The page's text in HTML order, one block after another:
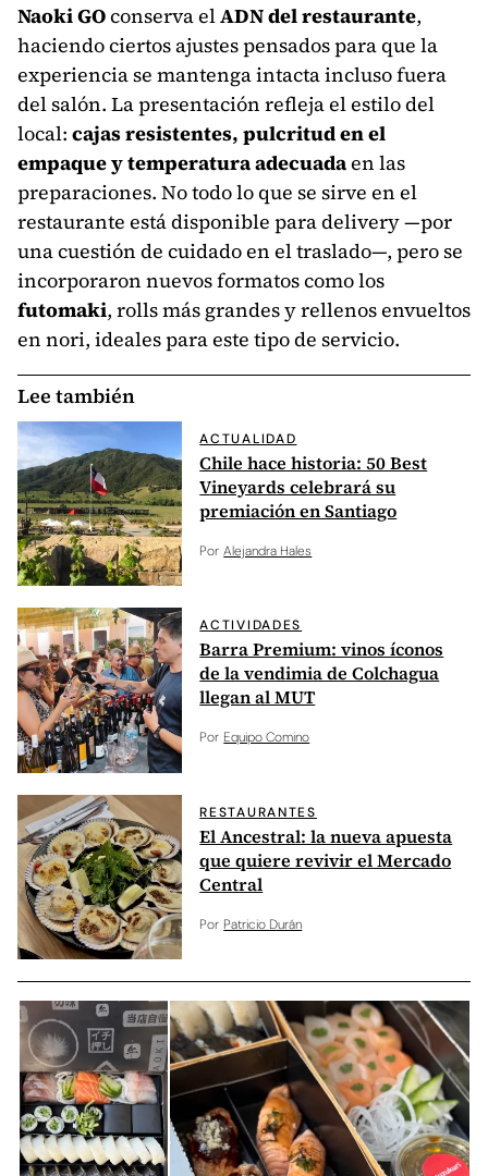
Naoki GOconserva elADN del restaurante,
haciendo ciertos ajustes pensados para que la
experiencia se mantenga intacta incluso fuera
del salón. La presentación refleja el estilo del
local: cajas resistentes, pulcritud en el
empaque y temperatura adecuadaen las
preparaciones. No todo lo que se sirve en el
restaurante está disponible para delivery —por
una cuestión de cuidado en el traslado—, pero se
incorporaron nuevos formatos como los
futomaki, rolls más grandes y rellenos envueltos
en nori, ideales para este tipo de servicio.
Lee también
ACTUALIDAD
Chile hace historia: 50 Best
Vineyards celebrará su
premiación en Santiago
Por Alejandra Hales
ACTIVIDADES
Barra Premium: vinos íconos
de la vendimia de Colchagua
llegan al MUT
Por Equipo Comino
RESTAURANTES
El Ancestral: la nueva apuesta
que quiere revivir el Mercado
Central
Por Patricio Durán